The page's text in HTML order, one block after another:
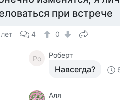
при встрече
4 0
Ро Роберт
Навсегда?
Аля